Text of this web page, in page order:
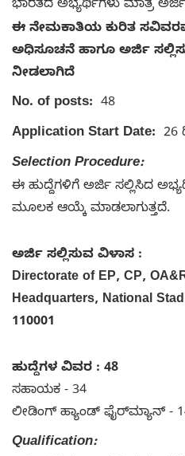
ಭಾರತದ ಅಭ್ಯರ್ಥಿಗಳು ಮಾತ್ರ
ಈ ನೇಮಕಾತಿಯ ಕುರಿತ
ಅಧಿಸೂಚನೆ ಹಾಗೂ ಅರ್ಜಿ
ನೀಡಲಾಗಿದೆ
No. of posts: 48
Application Start Date: 26
Selection Procedure:
ಈ ಹುದ್ದೆಗಳಿಗೆ ಅರ್ಜಿ ಸಲ್ಲಿಸಿದ
ಮೂಲಕ ಆಯ್ಕೆ ಮಾಡಲಾಗುತ್ತದೆ.
ಅರ್ಜಿ ಸಲ್ಲಿಸುವ ವಿಳಾಸ :
Directorate of EP, CP,
Headquarters, National
110001
ಹುದ್ದೆಗಳ ವಿವರ : 48
ಸಹಾಯಕ - 34
ಲೀಡಿಂಗ್ ಹ್ಯಾಂಡ್ ಫೈರ್‌ಮ್ಯಾನ್ -
Qualification: